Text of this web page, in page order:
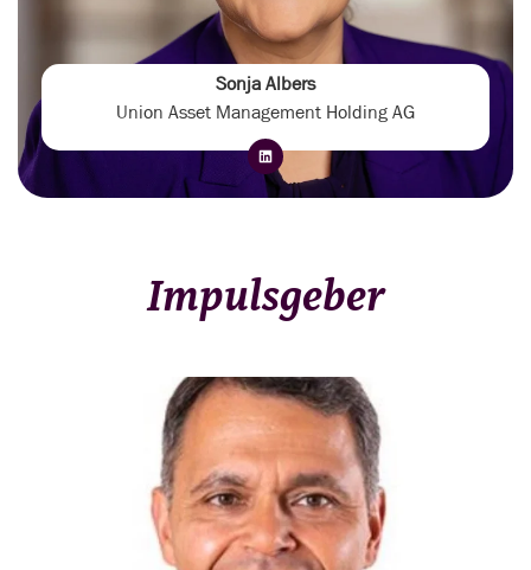
Sonja Albers
Union Asset Management Holding AG
Impulsgeber